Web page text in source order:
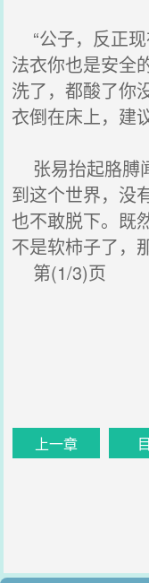
“公子，反正
法衣你也是安全
洗了，都酸了你
衣倒在床上，建
张易抬起胳膊
到这个世界，没
也不敢脱下。既
不是软柿子了，
第(1/3)页
上一章